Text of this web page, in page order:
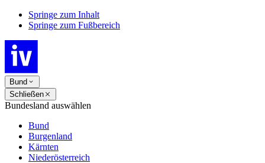
Springe zum Inhalt
Springe zum Fußbereich
Bund
Schließen
Bundesland auswählen
Bund
Burgenland
Kärnten
Niederösterreich